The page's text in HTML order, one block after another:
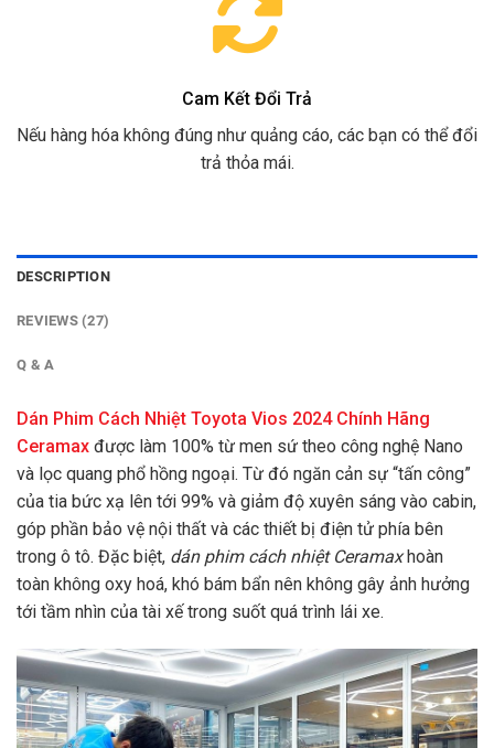
Cam Kết Đổi Trả
Nếu hàng hóa không đúng như quảng cáo, các bạn có thể đổi
trả thỏa mái.
DESCRIPTION
REVIEWS (27)
Q & A
Dán Phim Cách Nhiệt Toyota Vios 2024 Chính Hãng
Ceramax được làm 100% từ men sứ theo công nghệ Nano
và lọc quang phổ hồng ngoại. Từ đó ngăn cản sự “tấn công”
của tia bức xạ lên tới 99% và giảm độ xuyên sáng vào cabin,
góp phần bảo vệ nội thất và các thiết bị điện tử phía bên
trong ô tô. Đặc biệt, dán phim cách nhiệt Ceramaxhoàn
toàn không oxy hoá, khó bám bẩn nên không gây ảnh hưởng
tới tầm nhìn của tài xế trong suốt quá trình lái xe.